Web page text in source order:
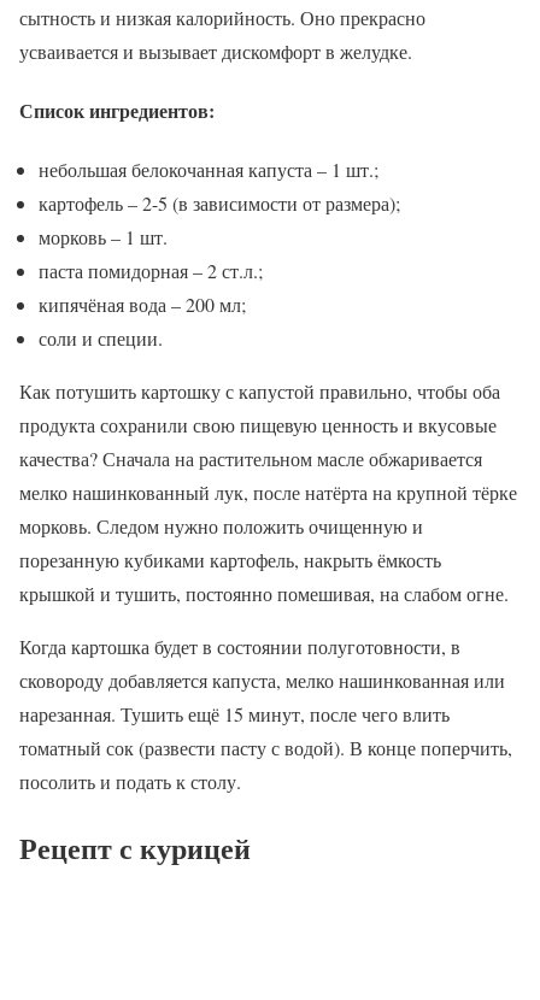
сытность и низкая калорийность. Оно прекрасно
усваивается и вызывает дискомфорт в желудке.
Список ингредиентов:
небольшая белокочанная капуста – 1 шт.;
картофель – 2-5 (в зависимости от размера);
морковь – 1 шт.
паста помидорная – 2 ст.л.;
кипячёная вода – 200 мл;
соли и специи.
Как потушить картошку с капустой правильно, чтобы оба
продукта сохранили свою пищевую ценность и вкусовые
качества? Сначала на растительном масле обжаривается
мелко нашинкованный лук, после натёрта на крупной тёрке
морковь. Следом нужно положить очищенную и
порезанную кубиками картофель, накрыть ёмкость
крышкой и тушить, постоянно помешивая, на слабом огне.
Когда картошка будет в состоянии полуготовности, в
сковороду добавляется капуста, мелко нашинкованная или
нарезанная. Тушить ещё 15 минут, после чего влить
томатный сок (развести пасту с водой). В конце поперчить,
посолить и подать к столу.
Рецепт с курицей